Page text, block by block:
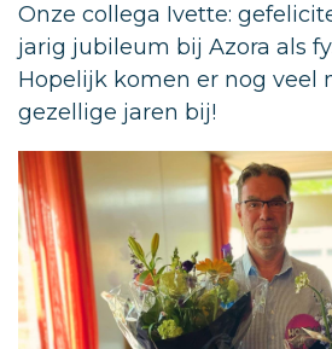
Onze collega Ivette:
jarig jubileum bij Azora als
Hopelijk komen er nog veel
gezellige jaren bij!